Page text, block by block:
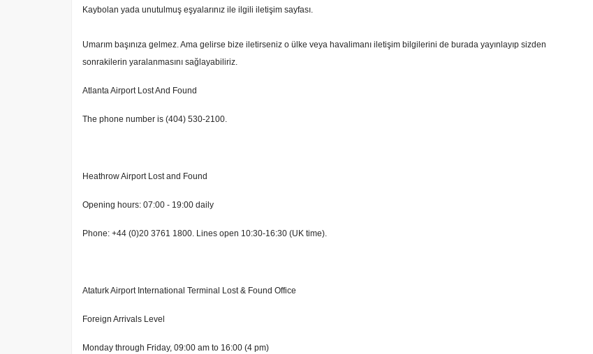
Kaybolan yada unutulmuş eşyalarınız ile ilgili iletişim sayfası.
Umarım başınıza gelmez. Ama gelirse bize iletirseniz o ülke veya havalimanı iletişim bilgilerini de burada yayınlayıp sizden
sonrakilerin yaralanmasını sağlayabiliriz.
Atlanta Airport Lost And Found
The phone number is (404) 530-2100.
Heathrow Airport Lost and Found
Opening hours: 07:00 - 19:00 daily
Phone: +44 (0)20 3761 1800. Lines open 10:30-16:30 (UK time).
Ataturk Airport International Terminal Lost & Found Office
Foreign Arrivals Level
Monday through Friday, 09:00 am to 16:00 (4 pm)